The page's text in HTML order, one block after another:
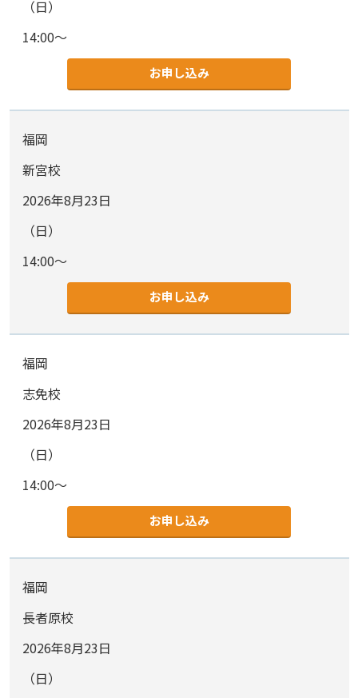
（日）
14:00～
お申し込み
福岡
新宮校
2026年8月23日
（日）
14:00～
お申し込み
福岡
志免校
2026年8月23日
（日）
14:00～
お申し込み
福岡
長者原校
2026年8月23日
（日）